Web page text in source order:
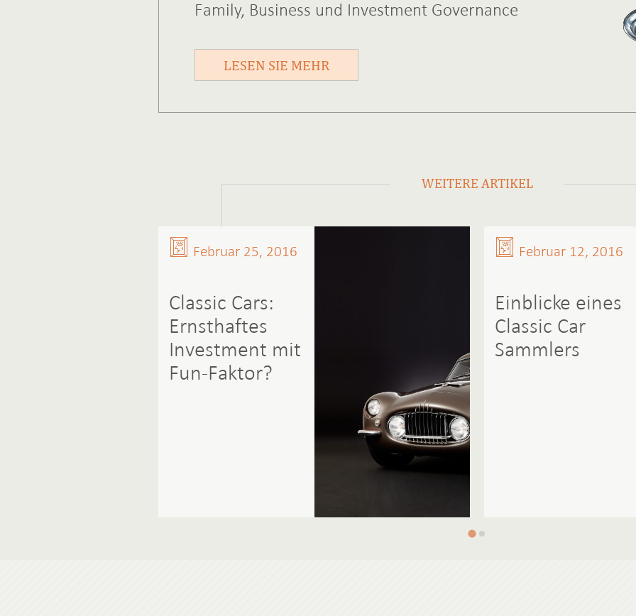
Family, Business und Investment Governance
LESEN SIE MEHR
WEITERE ARTIKEL
Februar 25, 2016
Classic Cars:
Ernsthaftes
Investment mit
Fun-Faktor?
Februar 12, 2016
Einblicke eines
Classic Car
Sammlers